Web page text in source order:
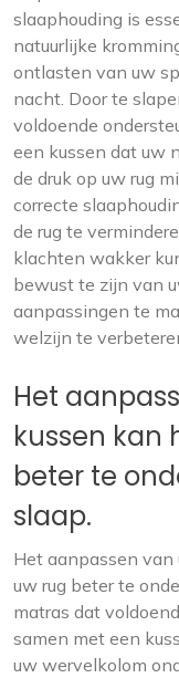
slaaphouding is
natuurlijke
ontlasten van uw
nacht. Door te
voldoende
een kussen dat uw
de druk op uw rug
correcte
de rug te
klachten wakker
bewust te zijn van
aanpassingen te
welzijn te
Het
kussen kan
beter te
slaap.
Het aanpassen
uw rug beter te
matras dat
samen met een
uw wervelkolom